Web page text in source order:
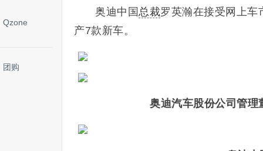
Qzone
团购
奥迪中国总裁罗英瀚在接受网上车
产7款新车。
奥迪汽车股份公司管